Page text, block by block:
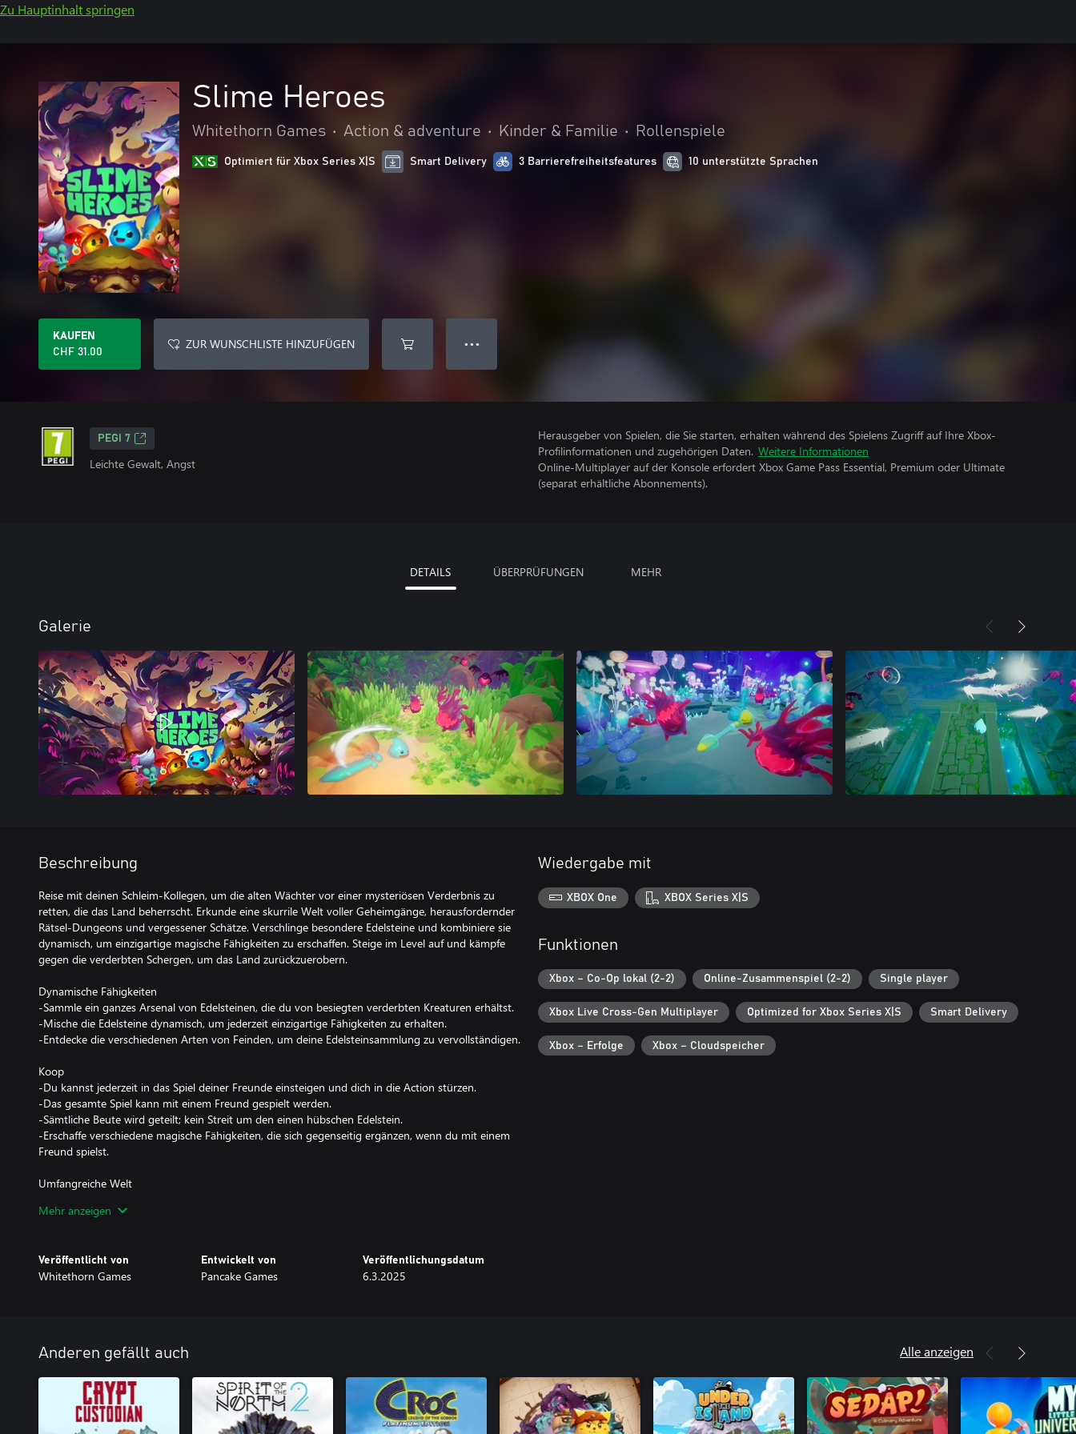
Zu Hauptinhalt springen
Slime Heroes
Whitethorn Games • Action & adventure • Kinder & Familie • Rollenspiele
Optimiert für Xbox Series X|S Smart Delivery 3 Barrierefreiheitsfeatures 10 unterstützte Sprachen
KAUFEN
CHF 31.00
ZUR WUNSCHLISTE HINZUFÜGEN ● ● ●
PEGI 7
Leichte Gewalt, Angst
Herausgeber von Spielen, die Sie starten, erhalten während des Spielens Zugriff auf Ihre Xbox-
Profilinformationen und zugehörigen Daten. Weitere Informationen
Online-Multiplayer auf der Konsole erfordert Xbox Game Pass Essential, Premium oder Ultimate
(separat erhältliche Abonnements).
DETAILS ÜBERPRÜFUNGEN MEHR
Galerie
Beschreibung
Reise mit deinen Schleim-Kollegen, um die alten Wächter vor einer mysteriösen Verderbnis zu
retten, die das Land beherrscht. Erkunde eine skurrile Welt voller Geheimgänge, herausfordernder
Rätsel-Dungeons und vergessener Schätze. Verschlinge besondere Edelsteine und kombiniere sie
dynamisch, um einzigartige magische Fähigkeiten zu erschaffen. Steige im Level auf und kämpfe
gegen die verderbten Schergen, um das Land zurückzuerobern.
Dynamische Fähigkeiten
-Sammle ein ganzes Arsenal von Edelsteinen, die du von besiegten verderbten Kreaturen erhältst.
-Mische die Edelsteine dynamisch, um jederzeit einzigartige Fähigkeiten zu erhalten.
-Entdecke die verschiedenen Arten von Feinden, um deine Edelsteinsammlung zu vervollständigen.
Koop
-Du kannst jederzeit in das Spiel deiner Freunde einsteigen und dich in die Action stürzen.
-Das gesamte Spiel kann mit einem Freund gespielt werden.
-Sämtliche Beute wird geteilt; kein Streit um den einen hübschen Edelstein.
-Erschaffe verschiedene magische Fähigkeiten, die sich gegenseitig ergänzen, wenn du mit einem
Freund spielst.
Umfangreiche Welt
-Finde die sechs Götter des Reiches und besiege die verderbten Versionen von ihnen. Sobald sie
Mehr anzeigen
Veröffentlicht von
Whitethorn Games
Entwickelt von
Pancake Games
Veröffentlichungsdatum
6.3.2025
Wiedergabe mit
XBOX One XBOX Series X|S
Funktionen
Xbox – Co-Op lokal (2-2) Online-Zusammenspiel (2-2) Single player
Xbox Live Cross-Gen Multiplayer Optimized for Xbox Series X|S Smart Delivery
Xbox – Erfolge Xbox – Cloudspeicher
Anderen gefällt auch Alle anzeigen